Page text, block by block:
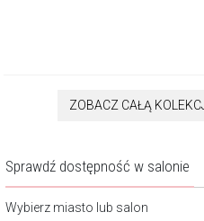
ZOBACZ CAŁĄ
Sprawdź dostępność w salonie
Wybierz miasto lub salon